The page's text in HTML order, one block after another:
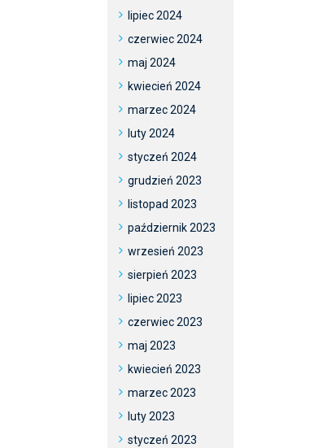
lipiec 2024
czerwiec 2024
maj 2024
kwiecień 2024
marzec 2024
luty 2024
styczeń 2024
grudzień 2023
listopad 2023
październik 2023
wrzesień 2023
sierpień 2023
lipiec 2023
czerwiec 2023
maj 2023
kwiecień 2023
marzec 2023
luty 2023
styczeń 2023